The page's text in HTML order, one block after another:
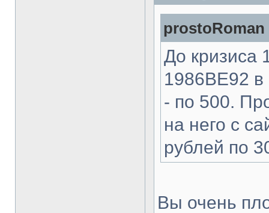
prostoRoman
До кризиса
1986ВЕ92 в
- по 500.
на него с
рублей по
Вы очень